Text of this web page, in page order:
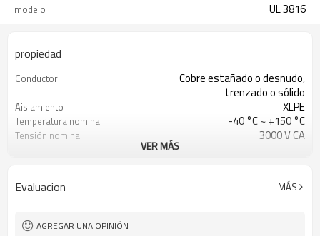
modelo UL 3816
propiedad
Conductor
Cobre estañado o desnudo,
trenzado o sólido
Aislamiento XLPE
Temperatura nominal -40 °C ~ +150 °C
Tensión nominal 3000 V CA
VER MÁS
Evaluacion MÁS
AGREGAR UNA OPINIÓN